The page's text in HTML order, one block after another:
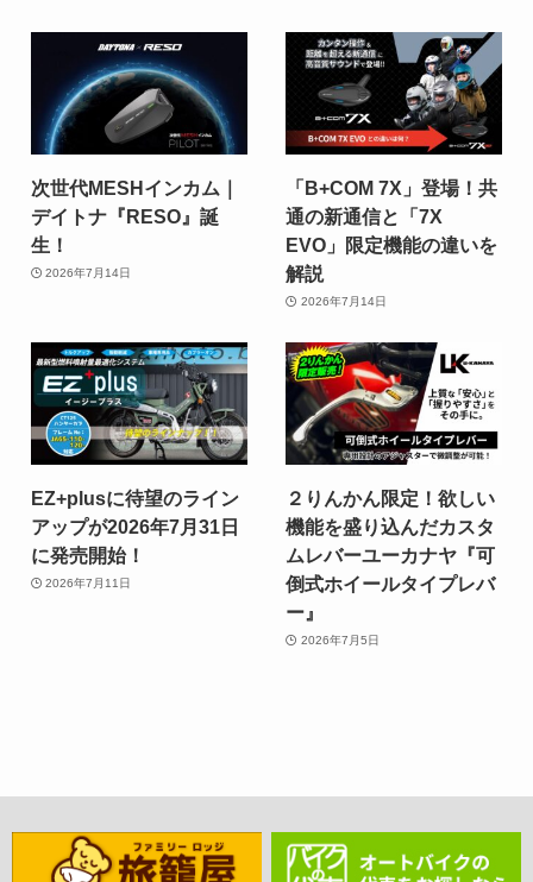
次世代MESHインカム｜
デイトナ『RESO』誕
生！
2026年7月14日
「B+COM 7X」登場！共
通の新通信と「7X
EVO」限定機能の違いを
解説
2026年7月14日
EZ+plusに待望のライン
アップが2026年7月31日
に発売開始！
2026年7月11日
２りんかん限定！欲しい
機能を盛り込んだカスタ
ムレバーユーカナヤ『可
倒式ホイールタイプレバ
ー』
2026年7月5日